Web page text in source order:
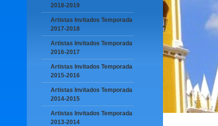
2018-2019
Artistas Invitados Temporada
2017-2018
Artistas Invitados Temporada
2016-2017
Artistas Invitados Temporada
2015-2016
Artistas Invitados Temporada
2014-2015
Artistas Invitados Temporada
2013-2014